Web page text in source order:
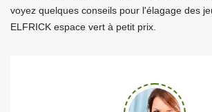
voyez quelques conseils pour l'élagage des
ELFRICK espace vert à petit prix.